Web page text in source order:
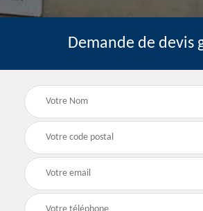
Demande de devis